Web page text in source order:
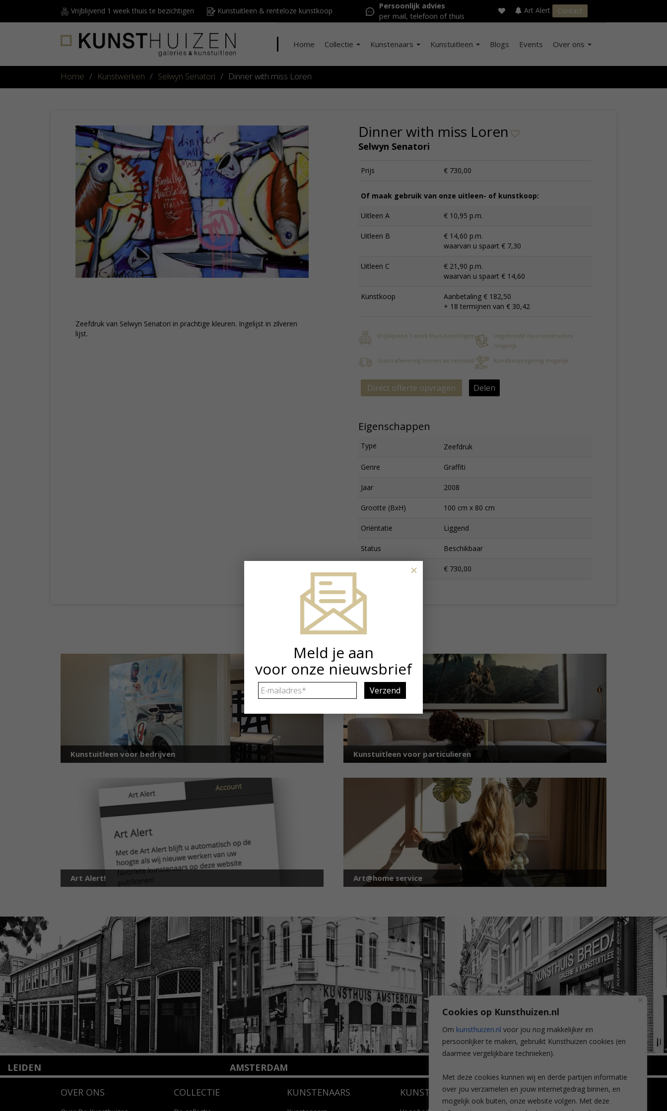
Cookies op Kunsthuizen.nl
Om kunsthuizen.nl voor jou nog makkelijker en
persoonlijker te maken, gebruikt Kunsthuizen cookies (en
daarmee vergelijkbare technieken).
Met deze cookies kunnen wij en derde partijen informatie
over jou verzamelen en jouw internetgedrag binnen, en
mogelijk ook buiten, onze website volgen. Met deze
Vrijblijvend 1 week thuis te bezichtigen Kunstuitleen & renteloze kunstkoop
Persoonlijk advies
per mail, telefoon of thuis
Art Alert Contact
Home Collectie Kunstenaars Kunstuitleen Blogs Events Over ons
Home / Kunstwerken / Selwyn Senatori / Dinner with miss Loren
Zeefdruk van Selwyn Senatori in prachtige kleuren. Ingelijst in zilveren
lijst.
Dinner with miss Loren
Selwyn Senatori
Prijs € 730,00
Of maak gebruik van onze uitleen- of kunstkoop:
Uitleen A € 10,95 p.m.
Uitleen B
€ 14,60 p.m.
waarvan u spaart € 7,30
Uitleen C
€ 21,90 p.m.
waarvan u spaart € 14,60
Kunstkoop
Aanbetaling € 182,50
+ 18 termijnen van € 30,42
Vrijblijvend 1 week thuis bezichtigen
Uitgebreide huurconstructies
mogelijk
Gratis aflevering binnen de randstad
Kunstkoopregeling mogelijk
Direct offerte opvragen Delen
Eigenschappen
Type Zeefdruk
Genre Graffiti
Jaar 2008
Grootte (BxH) 100 cm x 80 cm
Oriëntatie Liggend
Status Beschikbaar
€ 730,00
Kunstuitleen voor bedrijven Kunstuitleen voor particulieren
Art Alert! Art@home service
LEIDEN AMSTERDAM
1075 VX Amsterdam
Wilhelminastraat 11
4818 SB Breda
+31 (0)76 5221309
OVER ONS COLLECTIE KUNSTENAARS KUNSTUITLEEN CONTACT
Meld je aan
voor onze nieuwsbrief
E-
mailadres *
×